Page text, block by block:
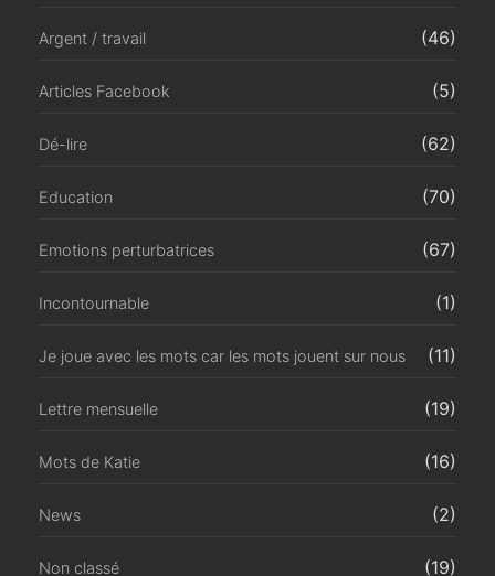
Argent / travail (46)
Articles Facebook (5)
Dé-lire (62)
Education (70)
Emotions perturbatrices (67)
Incontournable (1)
Je joue avec les mots car les mots jouent sur nous (11)
Lettre mensuelle (19)
Mots de Katie (16)
News (2)
Non classé (19)